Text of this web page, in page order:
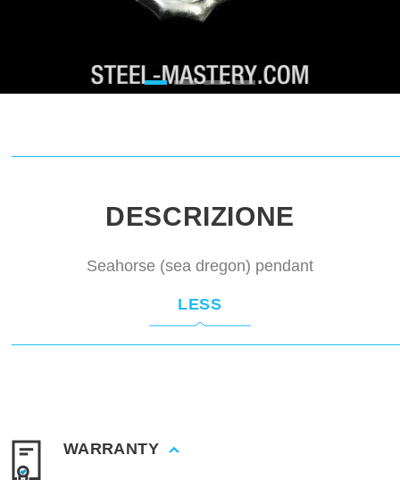
DESCRIZIONE
Seahorse (sea dregon) pendant
LESS
WARRANTY